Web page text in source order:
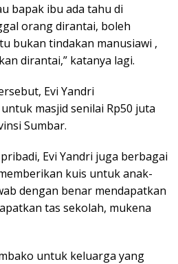
bapak ibu ada tahu di
orang dirantai, boleh
bukan tindakan manusiawi ,
dirantai,” katanya lagi.
Evi Yandri
masjid senilai Rp50 juta
Sumbar.
Evi Yandri juga berbagai
kuis untuk anak-
dengan benar mendapatkan
tas sekolah, mukena
untuk keluarga yang